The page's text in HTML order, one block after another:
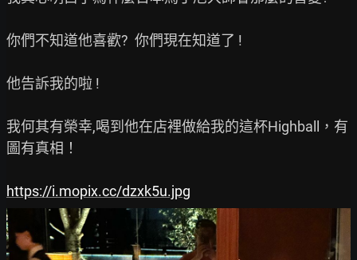
你們不知道他喜歡?  你們現在知道了 !
他告訴我的啦 !
我何其有榮幸,喝到他在店裡做給我的這杯Highball，有
圖有真相！
https://i.mopix.cc/dzxk5u.jpg